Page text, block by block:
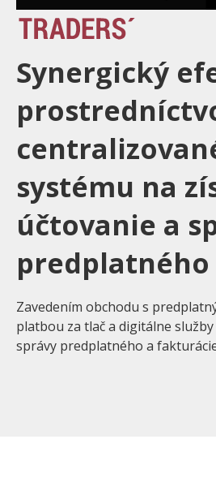
Synergický
systému na
účtovanie a
predplatného
Zavedením obchodu s
platbou za tlač a digitálne
správy predplatného a